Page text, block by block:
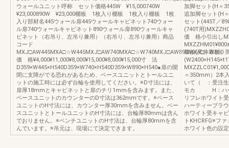
ウォールユニット呼称 セット価格445W ¥15,000740W
¥23,000890W ¥23,000棚板 1枚入り棚板 1枚入り棚板 1枚
入り部材名445ウォール扉445ウォールキャビネット740ウォー
ル扉740ウォールキャビネット890ウォール扉890ウォールキャ
ビネット（右吊り、左吊り兼用）（右吊り、左吊り兼用）商品
コード
MXJ□AW445MXA□☆W445MXJ□AW740MXA□☆W740MXJ□AW890MXA□☆W890
価 格¥4,000¥11,000¥8,000¥15,000¥8,000¥15,000寸 法
D359×W445×H540D359×W740×H540D359×W890×H540●扉の開
閉に支障がでる恐れがあるため、ベースユニットとトールユニ
ットの施工時には必ず台輪を使用してください。※D寸法には、
扉厚18mmとキャビネットと扉のチリ1mmを含みます。また、
ベースユニットのカウンターのD寸法は362mmです。※ベース
ユニットのH寸法には、カウンター厚30mmを含みません。ベー
スユニットとトールユニットのH寸法には、台輪厚80mmは含ん
でおりません。※ベンチユニットのH寸法は、台輪厚80mmを含
んでいます。※吊元は、現場にて決定できます。
加脚セット(H＝
追加脚セット(H
セット(445T／
(740T用
価 格小引出し
MXZZHM01¥800
幕板(天井幕板、
＝350mm）2本
いて（ ：受注生
モカ H：ハ
リフレホワイ
ハーティーブラ
ホワイト受キャ
トKHCRFG※フ
ホワイト色の設